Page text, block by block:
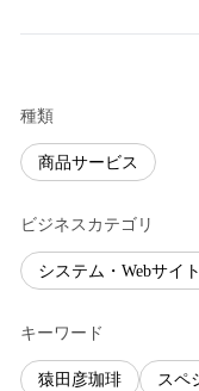
種類
商品サービス
ビジネスカテゴリ
システム・Webサイ
キーワード
猿田彦珈琲 スペ